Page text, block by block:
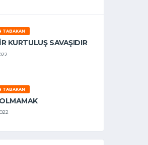
TABAKAN
KURTULUŞ SAVAŞIDIR
TABAKAN